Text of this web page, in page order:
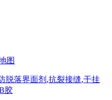
图
脱落界面剂 ,抗裂接缝,干挂
胶